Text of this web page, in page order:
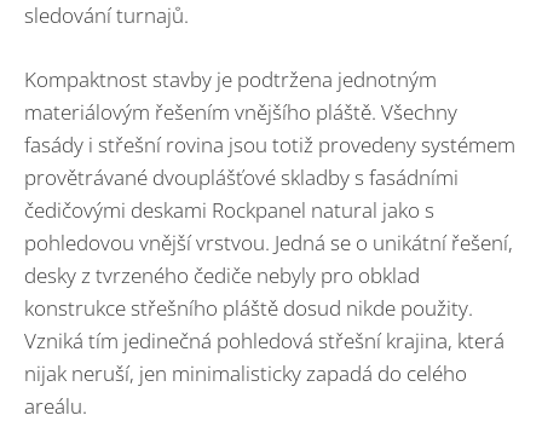
sledování turnajů.
Kompaktnost stavby je podtržena jednotným
materiálovým řešením vnějšího pláště. Všechny
fasády i střešní rovina jsou totiž provedeny systémem
provětrávané dvouplášťové skladby s fasádními
čedičovými deskami Rockpanel natural jako s
pohledovou vnější vrstvou. Jedná se o unikátní řešení,
desky z tvrzeného čediče nebyly pro obklad
konstrukce střešního pláště dosud nikde použity.
Vzniká tím jedinečná pohledová střešní krajina, která
nijak neruší, jen minimalisticky zapadá do celého
areálu.